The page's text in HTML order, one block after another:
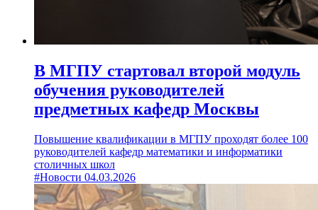
В МГПУ стартовал второй модуль
обучения руководителей
предметных кафедр Москвы
Повышение квалификации в МГПУ проходят более 100
руководителей кафедр математики и информатики
столичных школ
#Новости 04.03.2026